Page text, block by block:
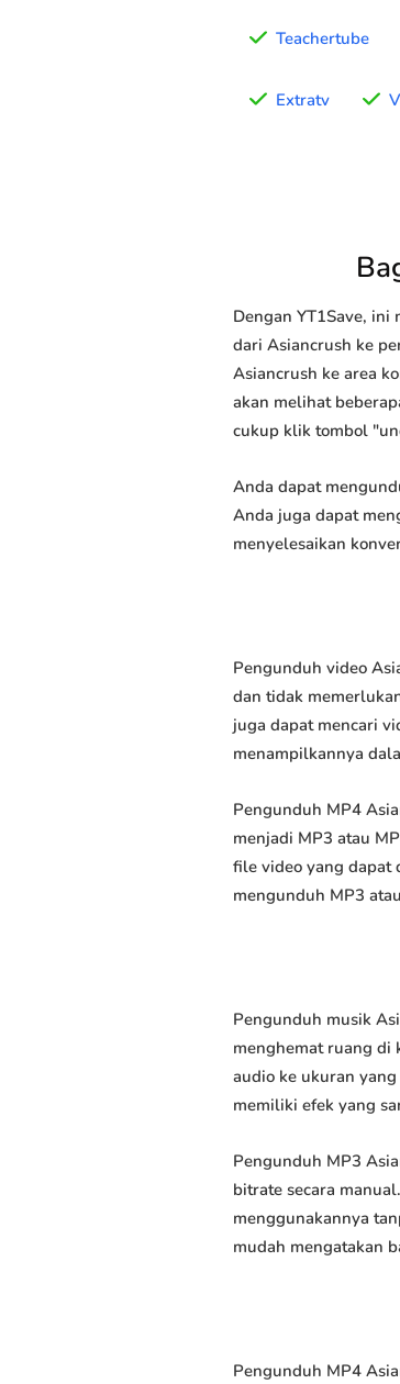
Teachertube
Extratv
Dengan YT1Save,
dari Asiancrush ke
Asiancrush ke area
akan melihat
cukup klik tombol
Anda dapat
Anda juga dapat
menyelesaikan
Pengunduh video
dan tidak
juga dapat mencari
menampilkannya
Pengunduh MP4
menjadi MP3 atau
file video yang dapat
mengunduh MP3
Pengunduh musik
menghemat ruang di
audio ke ukuran
memiliki efek yang
Pengunduh MP3
bitrate secara
menggunakannya
mudah mengatakan
Pengunduh MP4